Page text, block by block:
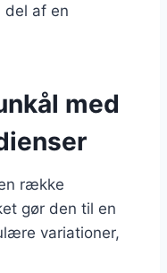
del af en
med
række
gør den til en
variationer,